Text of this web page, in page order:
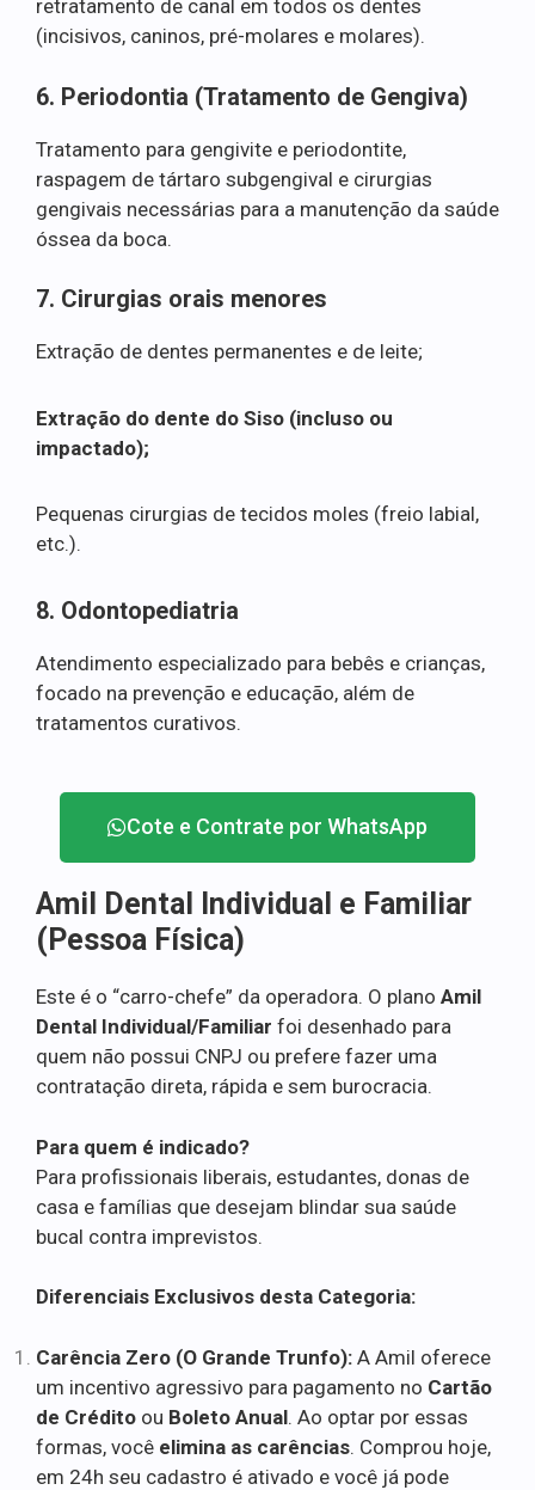
retratamento de canal em todos os dentes
(incisivos, caninos, pré-molares e molares).
6. Periodontia (Tratamento de Gengiva)
Tratamento para gengivite e periodontite,
raspagem de tártaro subgengival e cirurgias
gengivais necessárias para a manutenção da saúde
óssea da boca.
7. Cirurgias orais menores
Extração de dentes permanentes e de leite;
Extração do dente do Siso (incluso ou
impactado);
Pequenas cirurgias de tecidos moles (freio labial,
etc.).
8. Odontopediatria
Atendimento especializado para bebês e crianças,
focado na prevenção e educação, além de
tratamentos curativos.
Cote e Contrate por WhatsApp
Amil Dental Individual e Familiar
(Pessoa Física)
Este é o “carro-chefe” da operadora. O plano Amil
Dental Individual/Familiar foi desenhado para
quem não possui CNPJ ou prefere fazer uma
contratação direta, rápida e sem burocracia.
Para quem é indicado?
Para profissionais liberais, estudantes, donas de
casa e famílias que desejam blindar sua saúde
bucal contra imprevistos.
Diferenciais Exclusivos desta Categoria:
Carência Zero (O Grande Trunfo): A Amil oferece
um incentivo agressivo para pagamento no Cartão
de Crédito ou Boleto Anual. Ao optar por essas
formas, você elimina as carências. Comprou hoje,
em 24h seu cadastro é ativado e você já pode